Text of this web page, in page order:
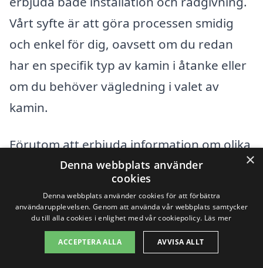
Vårt syfte är att göra processen smidig
och enkel för dig, oavsett om du redan
har en specifik typ av kamin i åtanke eller
om du behöver vägledning i valet av
kamin.
Förutom att erbjuda information om olika
kaminer och deras funktioner, kan vi
hjälpa dig att jämföra priser och tjänster
från företag i städerna omkring Lessebo.
Här är några exempel på närliggande
städer där du kan hitta professionella
×
Denna webbplats använder
cookies
Denna webbplats använder cookies för att förbättra
användarupplevelsen. Genom att använda vår webbplats samtycker
du till alla cookies i enlighet med vår cookiepolicy. Läs mer
ACCEPTERA ALLA AVVISA ALLT